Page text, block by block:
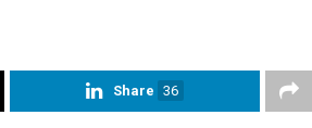
Share 36